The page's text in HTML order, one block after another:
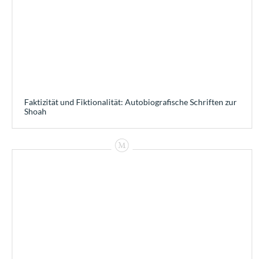
Faktizität und Fiktionalität: Autobiografische Schriften zur
Shoah